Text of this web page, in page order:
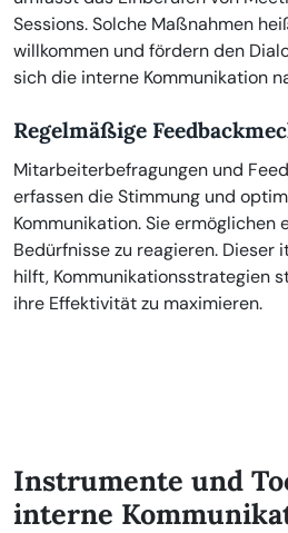
Sessions. Solche Maßnahmen
willkommen und fördern den
sich die interne Kommunikation
Regelmäßige
Mitarbeiterbefragungen und
erfassen die Stimmung und
Kommunikation. Sie ermöglichen
Bedürfnisse zu reagieren. Dieser
hilft, Kommunikationsstrategien
ihre Effektivität zu maximieren.
Instrumente und
interne